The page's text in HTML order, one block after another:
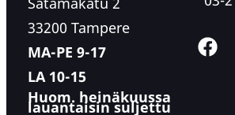
33200 Tampere
MA-PE 9-17
LA 10-15
Huom. heinäkuussa
lauantaisin suljettu